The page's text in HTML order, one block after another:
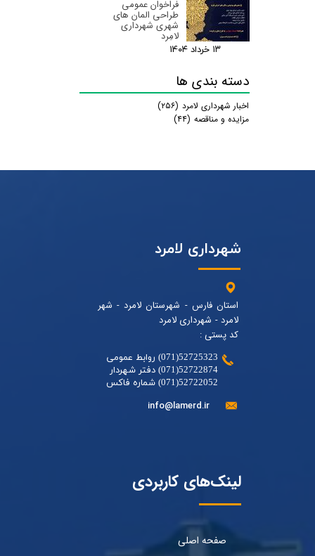
فراخوان عمومی
طراحی المان های
شهری شهرداری
لامِرد
۱۳ خرداد ۰۴
دسته بندی ها
اخبار شهرداری لامرد (۲۵۶)
مزایده و مناقصه (۴۴)
شهرداری لامرد
استان فارس - شهرستان لامرد - شهر
لامرد - شهرداری لامرد
کد پستی :
52725323(071) روابط عمومی
52722874(071) دفتر شهردار
52722052(071) شماره فاکس
info@lamerd.ir
لینک‌های کاربردی
صفحه اصلی